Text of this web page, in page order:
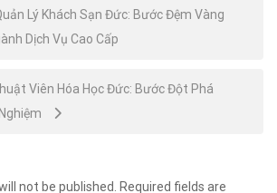
Lý Khách Sạn Đức: Bước Đệm Vàng
Dịch Vụ Cao Cấp
Viên Hóa Học Đức: Bước Đột Phá
not be published.
Required fields are